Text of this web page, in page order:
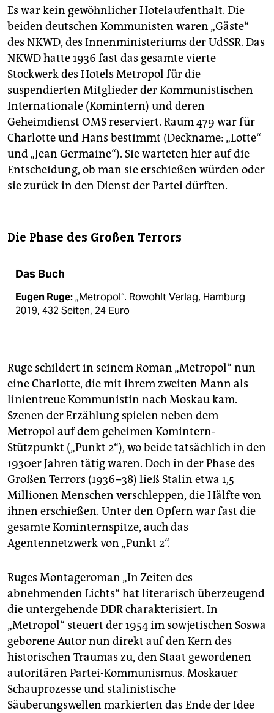
Es war kein gewöhnlicher Hotelaufenthalt. Die
beiden deutschen Kommunisten waren „Gäste“
des NKWD, des Innenministeriums der UdSSR. Das
NKWD hatte 1936 fast das gesamte vierte
Stockwerk des Hotels Metropol für die
suspendierten Mitglieder der Kommunistischen
Internationale (Komintern) und deren
Geheimdienst OMS reserviert. Raum 479 war für
Charlotte und Hans bestimmt (Deckname: „Lotte“
und „Jean Germaine“). Sie warteten hier auf die
Entscheidung, ob man sie erschießen würden oder
sie zurück in den Dienst der Partei dürften.
Die Phase des Großen Terrors
Das Buch
Eugen Ruge:„Metropol“. Rowohlt Verlag, Hamburg
2019, 432 Seiten, 24 Euro
Ruge schildert in seinem Roman „Metropol“ nun
eine Charlotte, die mit ihrem zweiten Mann als
linientreue Kommunistin nach Moskau kam.
Szenen der Erzählung spielen neben dem
Metropol auf dem geheimen Komintern-
Stützpunkt („Punkt 2“), wo beide tatsächlich in den
1930er Jahren tätig waren. Doch in der Phase des
Großen Terrors (1936–38) ließ Stalin etwa 1,5
Millionen Menschen verschleppen, die Hälfte von
ihnen erschießen. Unter den Opfern war fast die
gesamte Kominternspitze, auch das
Agentennetzwerk von „Punkt 2“.
Ruges Montageroman „In Zeiten des
abnehmenden Lichts“ hat literarisch überzeugend
die untergehende DDR charakterisiert. In
„Metropol“ steuert der 1954 im sowjetischen Soswa
geborene Autor nun direkt auf den Kern des
historischen Traumas zu, den Staat gewordenen
autoritären Partei-Kommunismus. Moskauer
Schauprozesse und stalinistische
Säuberungswellen markierten das Ende der Idee